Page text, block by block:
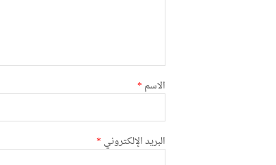
الاسم *
البريد الإلكتروني *